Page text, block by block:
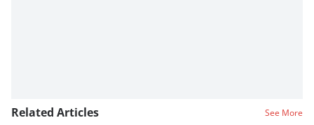
Related Articles See More